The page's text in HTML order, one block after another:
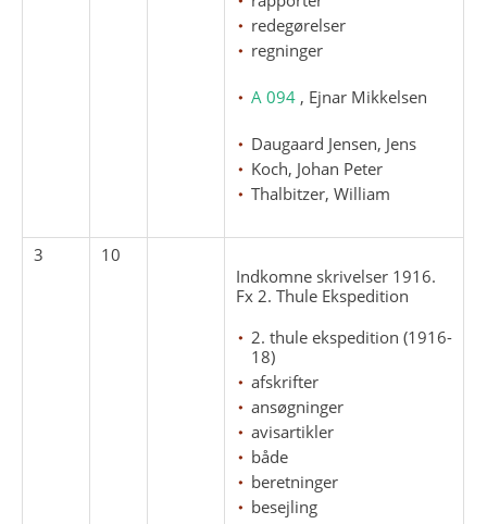
redegørelser
regninger
A 094 , Ejnar Mikkelsen
Daugaard Jensen, Jens
Koch, Johan Peter
Thalbitzer, William
3
10
Indkomne skrivelser 1916.
Fx 2. Thule Ekspedition
2. thule ekspedition (1916-
18)
afskrifter
ansøgninger
avisartikler
både
beretninger
besejling